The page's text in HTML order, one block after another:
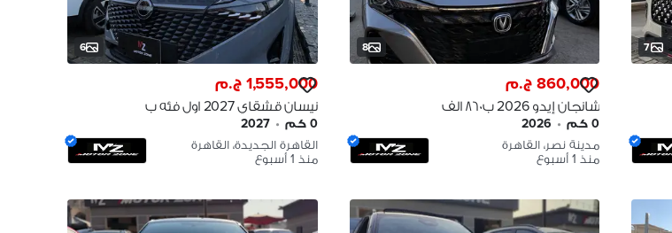
7
8
860,000 ج.م
شانجان إيدو 2026 ب ٨٦٠ الف
Changan Eado 2026
0 كم •
2026
مدينة نصر، القاهرة
منذ 1 أسبوع
6
1,555,000 ج.م
نيسان قشقاي 2027 اول فئه ب
Qashqai
0 كم •
2027
القاهرة الجديدة، القاهرة
منذ 1 أسبوع